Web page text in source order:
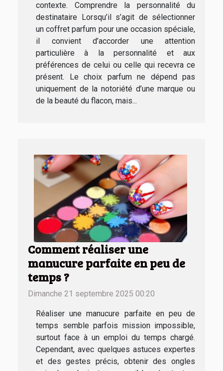
contexte. Comprendre la personnalité du
destinataire Lorsqu’il s’agit de sélectionner
un coffret parfum pour une occasion spéciale,
il convient d’accorder une attention
particulière à la personnalité et aux
préférences de celui ou celle qui recevra ce
présent. Le choix parfum ne dépend pas
uniquement de la notoriété d’une marque ou
de la beauté du flacon, mais...
Comment réaliser une
manucure parfaite en peu de
temps ?
Dimanche 21 septembre 2025 00:20
Réaliser une manucure parfaite en peu de
temps semble parfois mission impossible,
surtout face à un emploi du temps chargé.
Cependant, avec quelques astuces expertes
et des gestes précis, obtenir des ongles